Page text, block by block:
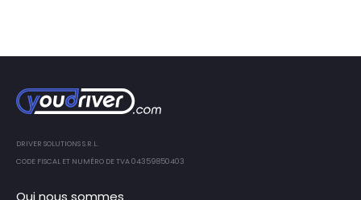
DRIVER SOLUTIONS S.R.L.
CODE FISCAL ET NUMÉRO DE TVA 04359850403
Qui nous sommes